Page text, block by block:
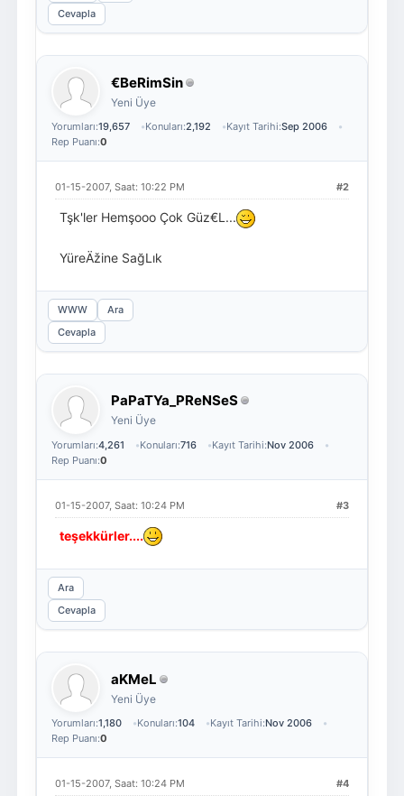
Cevapla
€BeRimSin
Yeni Üye
Yorumları:19,657 Konuları:2,192 Kayıt Tarihi:Sep 2006
Rep Puanı:0
#2
01-15-2007, Saat: 10:22 PM
Tşk'ler Hemşooo Çok Güz€L...
YüreÄžine SağLık
WWW
Ara
Cevapla
PaPaTYa_PReNSeS
Yeni Üye
Yorumları:4,261 Konuları:716 Kayıt Tarihi:Nov 2006
Rep Puanı:0
#3
01-15-2007, Saat: 10:24 PM
teşekkürler....
Ara
Cevapla
aKMeL
Yeni Üye
Yorumları:1,180 Konuları:104 Kayıt Tarihi:Nov 2006
Rep Puanı:0
#4
01-15-2007, Saat: 10:24 PM